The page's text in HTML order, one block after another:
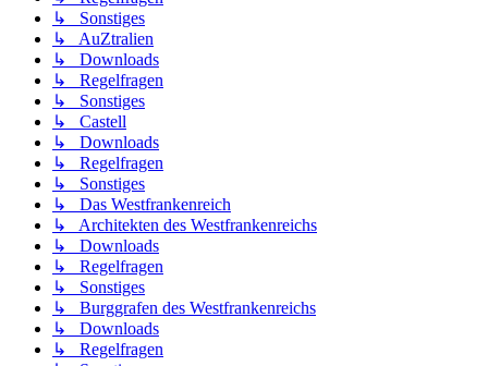
↳ Sonstiges
↳ AuZtralien
↳ Downloads
↳ Regelfragen
↳ Sonstiges
↳ Castell
↳ Downloads
↳ Regelfragen
↳ Sonstiges
↳ Das Westfrankenreich
↳ Architekten des Westfrankenreichs
↳ Downloads
↳ Regelfragen
↳ Sonstiges
↳ Burggrafen des Westfrankenreichs
↳ Downloads
↳ Regelfragen